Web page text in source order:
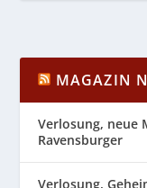
MAGAZIN
Verlosung, neue
Ravensburger
Verlosung,